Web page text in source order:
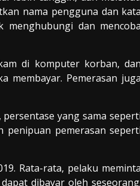
nama pengguna dan kata
menghubungi dan mencoba
di komputer korban, dan
membayar. Pemerasan juga
yang sama seperti
penipuan pemerasan seperti
Rata-rata, pelaku meminta
dibayar oleh seseorang.